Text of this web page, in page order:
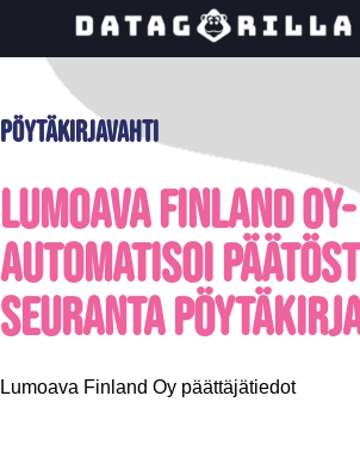
Pöytäkirjavahti
Lumoava Finland Oy-
Automatisoi
seuranta
Lumoava Finland Oy päättäjätiedot